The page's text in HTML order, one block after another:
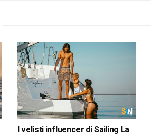
I velisti influencer di Sailing La